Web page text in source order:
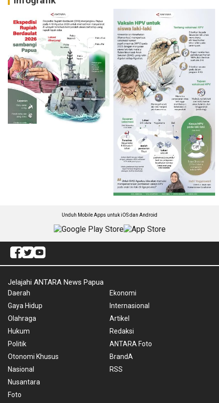
Unduh Mobile Apps untuk iOS dan Android
Jelajahi ANTARA News Papua
Daerah
Gaya Hidup
Olahraga
Hukum
Politik
Otonomi Khusus
Nasional
Nusantara
Foto
Ekonomi
Internasional
Artikel
Redaksi
ANTARA Foto
BrandA
RSS